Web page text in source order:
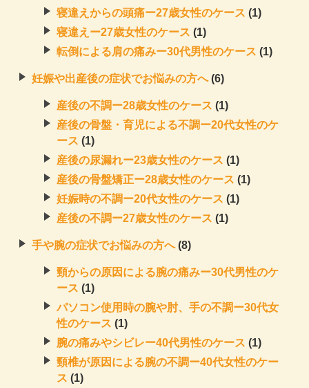
寝違えからの頭痛ー27歳女性のケース (1)
寝違えー27歳女性のケース (1)
転倒による肩の痛みー30代男性のケース (1)
妊娠や出産後の症状でお悩みの方へ(6)
産後の不調ー28歳女性のケース (1)
産後の骨盤・育児による不調ー20代女性のケ
ース (1)
産後の尿漏れー23歳女性のケース (1)
産後の骨盤矯正ー28歳女性のケース (1)
妊娠時の不調ー20代女性のケース (1)
産後の不調ー27歳女性のケース (1)
手や腕の症状でお悩みの方へ(8)
頸からの原因による腕の痛みー30代男性のケ
ース (1)
パソコン使用時の腕や肘、手の不調ー30代女
性のケース (1)
腕の痛みやシビレー40代男性のケース (1)
頸椎が原因による腕の不調ー40代女性のケー
ス (1)